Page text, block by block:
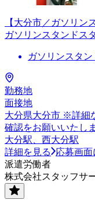
【大分市／ガソリン
ガソリンスタンドス
ガソリンスタ
勤務地
面接地
大分県大分市 ※詳細
確認をお願いいたし
大分駅、西大分駅
詳細を見る
応募画面
派遣労働者
株式会社スタッフサ